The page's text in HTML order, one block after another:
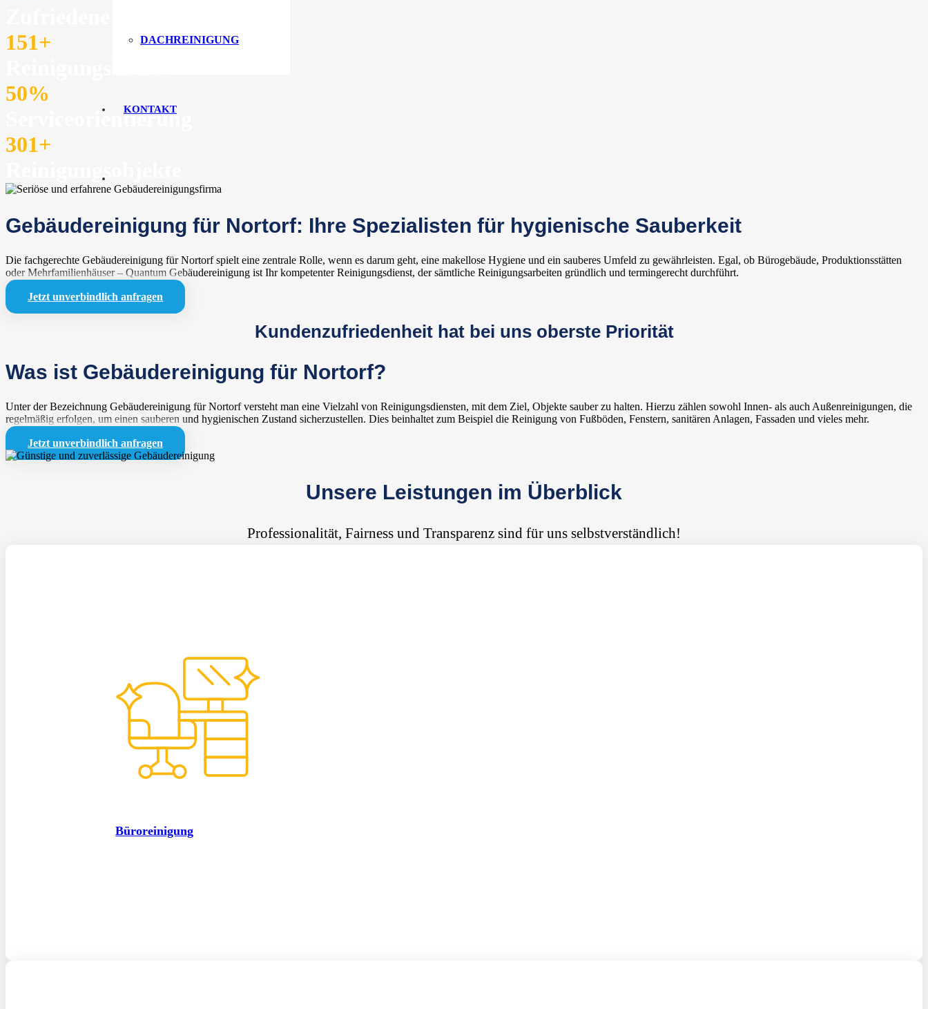
DACHREINIGUNG
KONTAKT
151+
50%
Serviceorientierung
301+
Gebäudereinigung für Nortorf: Ihre Spezialisten für hygienische Sauberkeit
Die fachgerechte Gebäudereinigung für Nortorf spielt eine zentrale Rolle, wenn es darum geht, eine makellose Hygiene und ein sauberes Umfeld zu gewährleisten. Egal, ob Bürogebäude, Produktionsstätten
oder Mehrfamilienhäuser – Quantum Gebäudereinigung ist Ihr kompetenter Reinigungsdienst, der sämtliche Reinigungsarbeiten gründlich und termingerecht durchführt.
Jetzt unverbindlich anfragen
Kundenzufriedenheit hat bei uns oberste Priorität
Was ist Gebäudereinigung für Nortorf?
Unter der Bezeichnung Gebäudereinigung für Nortorf versteht man eine Vielzahl von Reinigungsdiensten, mit dem Ziel, Objekte sauber zu halten. Hierzu zählen sowohl Innen- als auch Außenreinigungen, die
regelmäßig erfolgen, um einen sauberen und hygienischen Zustand sicherzustellen. Dies beinhaltet zum Beispiel die Reinigung von Fußböden, Fenstern, sanitären Anlagen, Fassaden und vieles mehr.
Jetzt unverbindlich anfragen
Unsere Leistungen im Überblick
Professionalität, Fairness und Transparenz sind für uns selbstverständlich!
Büroreinigung